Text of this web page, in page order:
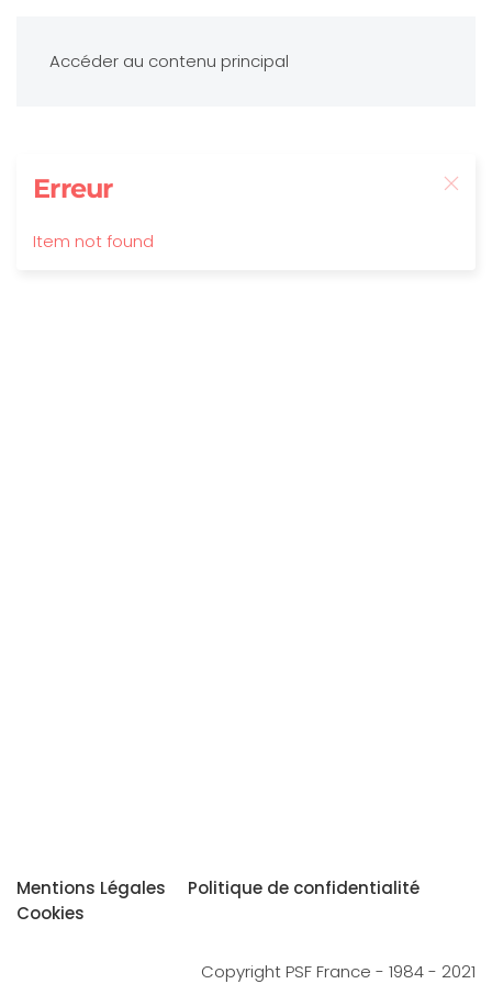
Accéder au contenu principal
Erreur
Item not found
Mentions Légales
Politique de confidentialité
Cookies
Copyright PSF France - 1984 - 2021